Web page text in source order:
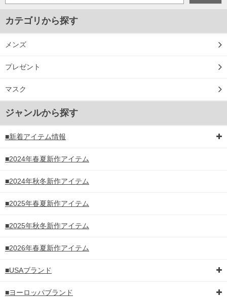
COLOR VARIATION
カテゴリから探す
メンズ
プレゼント
マスク
ジャンルから探す
■新着アイテム情報
■2024年春夏新作アイテム
■2024年秋冬新作アイテム
■2025年春夏新作アイテム
■2025年秋冬新作アイテム
■2026年春夏新作アイテム
■USAブランド
■ヨーロッパブランド